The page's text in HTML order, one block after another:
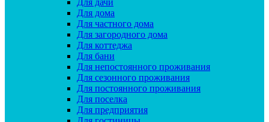
Для дачи
Для дома
Для частного дома
Для загородного дома
Для коттеджа
Для бани
Для непостоянного проживания
Для сезонного проживания
Для постоянного проживания
Для поселка
Для предприятия